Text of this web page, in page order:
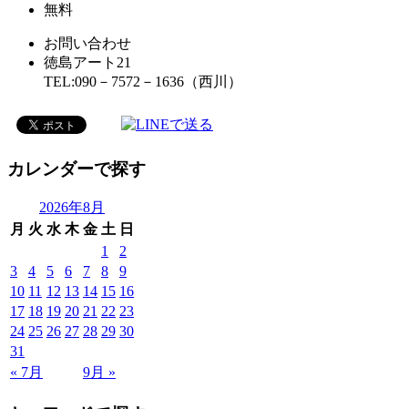
無料
お問い合わせ
徳島アート21
TEL:090－7572－1636（西川）
カレンダーで探す
2026年8月
月 火 水 木 金 土 日
« 7月 9月 »
1
2
3
4 5 6 7 8
9
10 11 12 13 14 15 16
17 18 19 20 21 22 23
24 25 26 27 28 29 30
31